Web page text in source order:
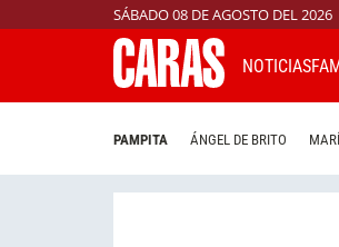
SÁBADO 08 DE AGOSTO DEL 2026
NOTICIAS
PAMPITA ÁNGEL DE BRITO